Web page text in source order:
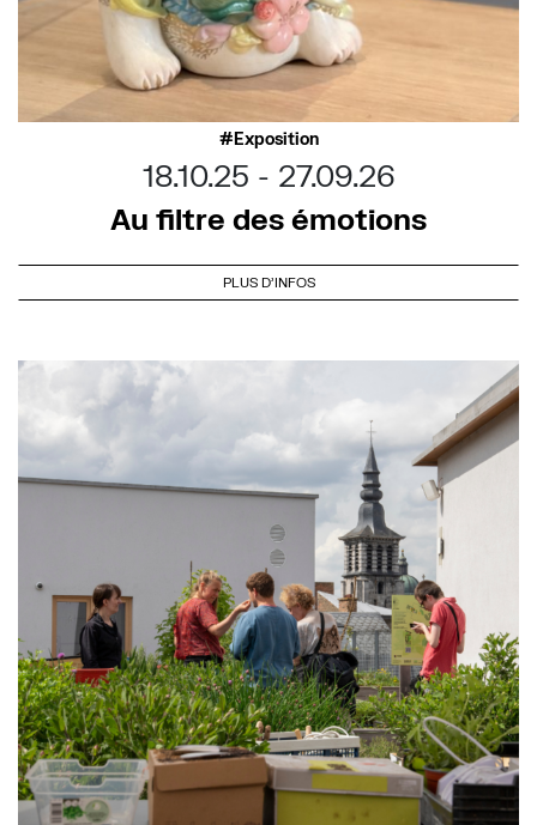
Exposition
18.10.25
27.09.26
Au filtre des émotions
PLUS D'INFOS